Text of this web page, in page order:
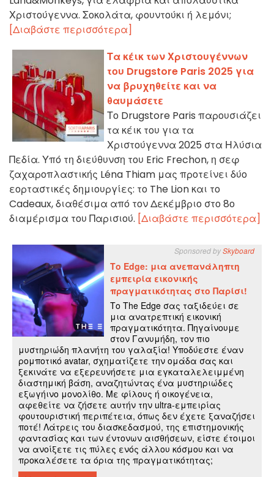
Χριστούγεννα. Σοκολάτα, φουντούκι ή λεμόνι;
[Διαβάστε περισσότερα]
Τα κέικ των Χριστουγέννων
του Drugstore Paris 2025 για
να βρυχηθείτε και να
θαυμάσετε
Το Drugstore Paris παρουσιάζει
τα κέικ του για τα
Χριστούγεννα 2025 στα Ηλύσια
Πεδία. Υπό τη διεύθυνση του Eric Frechon, η σεφ
ζαχαροπλαστικής Léna Thiam μας προτείνει δύο
εορταστικές δημιουργίες: το The Lion και το
Cadeaux, διαθέσιμα από τον Δεκέμβριο στο 8ο
διαμέρισμα του Παρισιού. [Διαβάστε περισσότερα]